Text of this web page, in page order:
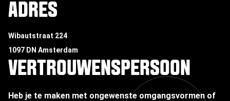
ADRES
Wibautstraat 224
1097 DN Amsterdam
VERTROUWENSPERSOON
Heb je te maken met ongewenste omgangsvormen of